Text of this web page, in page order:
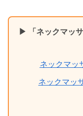
▶ 「ネックマッ
ネックマッ
ネックマッ